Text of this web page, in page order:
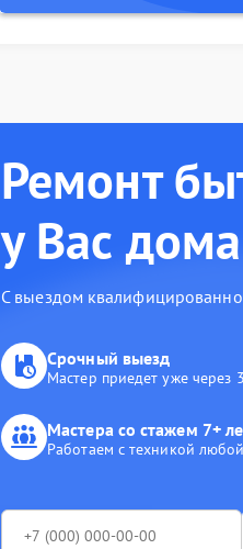
Ремонт
у Вас дома
С выездом
Срочный выезд
Мастер приедет уже через
Мастера со стажем 7+
Работаем с техникой